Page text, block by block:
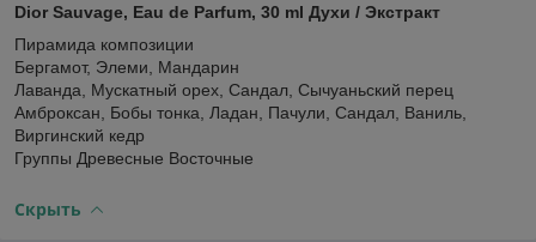
Dior Sauvage, Eau de Parfum, 30 ml Духи / Экстракт
Пирамида композиции
Бергамот, Элеми, Мандарин
Лаванда, Мускатный орех, Сандал, Сычуаньский перец
Амброксан, Бобы тонка, Ладан, Пачули, Сандал, Ваниль,
Виргинский кедр
Группы Древесные Восточные
Скрыть